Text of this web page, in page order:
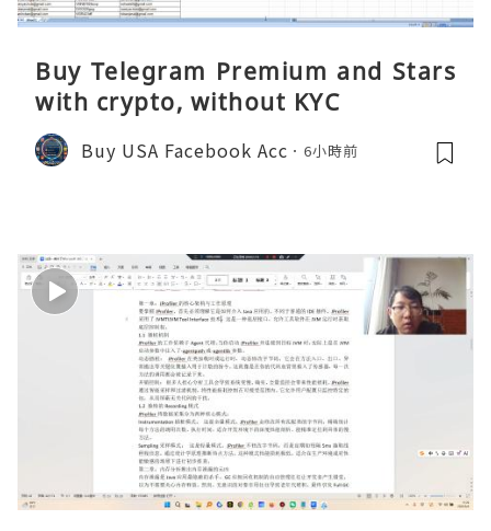
Buy Telegram Premium and Stars
with crypto, without KYC
Buy USA Facebook Acc 6小時前